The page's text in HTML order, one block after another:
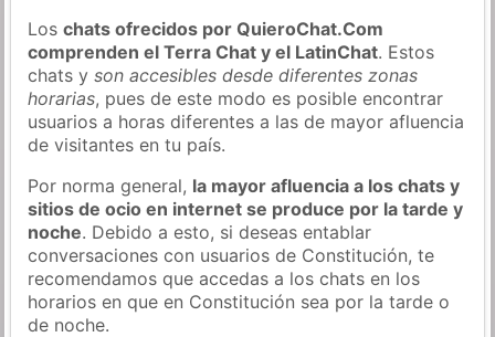
Loschats ofrecidos por QuieroChat.Com
comprenden el Terra Chat y el LatinChat. Estos
chats yson accesibles desde diferentes zonas
horarias, pues de este modo es posible encontrar
usuarios a horas diferentes a las de mayor afluencia
de visitantes en tu país.
Por norma general, la mayor afluencia a los chats y
sitios de ocio en internet se produce por la tarde y
noche. Debido a esto, si deseas entablar
conversaciones con usuarios de Constitución, te
recomendamos que accedas a los chats en los
horarios en que en Constitución sea por la tarde o
de noche.